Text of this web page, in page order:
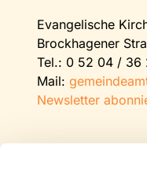
Evangelische
Brockhagener
Tel.: 0 52 04 / 36
Mail:
Newsletter